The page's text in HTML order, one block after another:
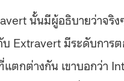
นั้นมีผู้อธิบายว่าจริ
Extravert มีระดับกา
ตกต่างกัน เขาบอกว่า